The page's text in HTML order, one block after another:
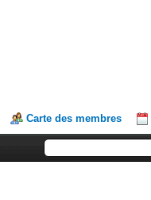
Carte des membres